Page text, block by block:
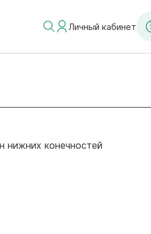
Личный кабинет
нижних конечностей